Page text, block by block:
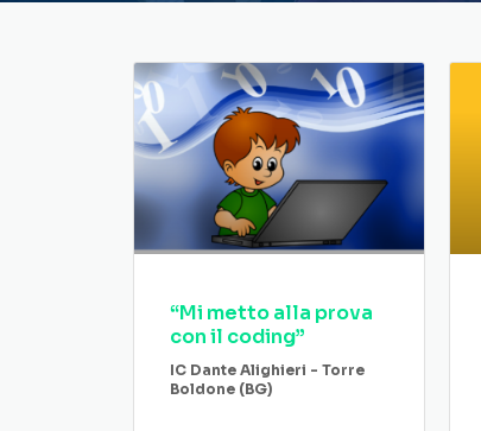
“Mi metto alla prova
con il coding”
IC Dante Alighieri - Torre
Boldone (BG)